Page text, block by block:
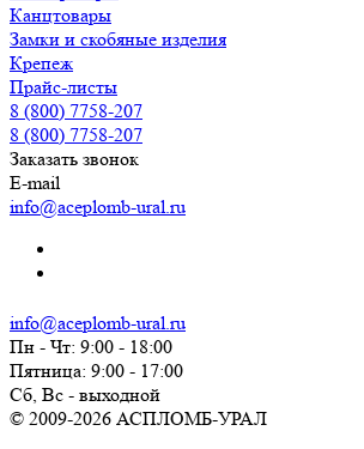
Канцтовары
Замки и скобяные изделия
Крепеж
Прайс-листы
8 (800) 7758-207
8 (800) 7758-207
Заказать звонок
E-mail
info@aceplomb-ural.ru
info@aceplomb-ural.ru
Пн - Чт: 9:00 - 18:00
Пятница: 9:00 - 17:00
Сб, Вc - выходной
© 2009-2026 АСПЛОМБ-УРАЛ